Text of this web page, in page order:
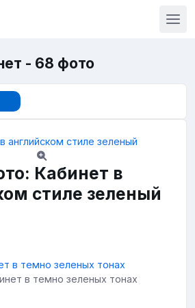
- 68 фото
Кабинет в
стиле зеленый
в темно зеленых тонах